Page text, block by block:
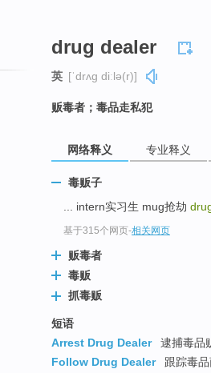
drug dealer
英 [ˈdrʌɡ diːlə(r)]
贩毒者；毒品走私犯
网络释义 专业释义
毒贩子
... intern实习生 mug抢劫
基于315个网页-相关网页
贩毒者
毒贩
抓毒贩
短语
Arrest Drug Dealer
逮捕毒品
Follow Drug Dealer
跟踪毒